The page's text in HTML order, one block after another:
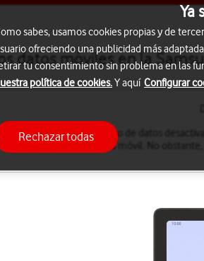
datos móviles en la
Puedes limitar tu consumo de datos
Internet a través de la red móvil. No
Ya
sabes, usamos cookies propias y de
ofreciendo una publicidad más
tu consentimiento sin problema en las
política de cookies.Y aquí Configurar
Rechazar todas